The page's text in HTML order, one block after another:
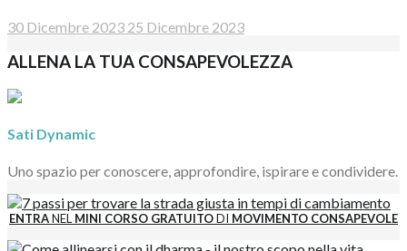
30 Dicembre 2023 25 Dicembre 2023
ALLENA LA TUA CONSAPEVOLEZZA
Sati Dynamic
Uno spazio per conoscere, approfondire, ispirare e condividere.
ENTRANEL MINI CORSO GRATUITODI MOVIMENTO CONSAPEVOLE